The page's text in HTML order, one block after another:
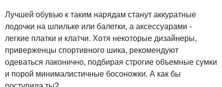
Лучшей обувью к таким нарядам станут аккуратные
лодочки на шпильке или балетки, а аксессуарами -
легкие платки и клатчи. Хотя некоторые дизайнеры,
приверженцы спортивного шика, рекомендуют
одеваться лаконично, подбирая строгие объемные сумки
и порой минималистичные босоножки. А как бы